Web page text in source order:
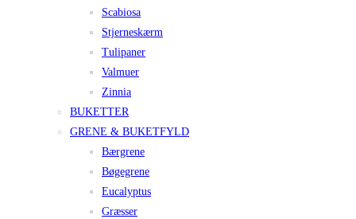
Scabiosa
Stjerneskærm
Tulipaner
Valmuer
Zinnia
BUKETTER
GRENE & BUKETFYLD
Bærgrene
Bøgegrene
Eucalyptus
Græsser